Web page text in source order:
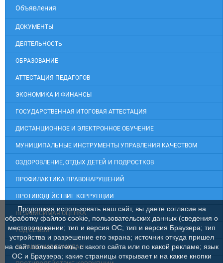
Объявления
ДОКУМЕНТЫ
ДЕЯТЕЛЬНОСТЬ
ОБРАЗОВАНИЕ
АТТЕСТАЦИЯ ПЕДАГОГОВ
ЭКОНОМИКА И ФИНАНСЫ
ГОСУДАРСТВЕННАЯ ИТОГОВАЯ АТТЕСТАЦИЯ
ДИСТАНЦИОННОЕ И ЭЛЕКТРОННОЕ ОБУЧЕНИЕ
МУНИЦИПАЛЬНЫЕ ИНСТРУМЕНТЫ УПРАВЛЕНИЯ КАЧЕСТВОМ
ОЗДОРОВЛЕНИЕ, ОТДЫХ ДЕТЕЙ И ПОДРОСТКОВ
ПРОФИЛАКТИКА ПРАВОНАРУШЕНИЙ
ПРОТИВОДЕЙСТВИЕ КОРРУПЦИИ
НЕЗАВИСИМАЯ ОЦЕНКА
ГОД СЕМЬИ
ОБРАЩЕНИЯ ГРАЖДАН
Продолжая использовать наш сайт, вы даете согласие на
обработку файлов cookie, пользовательских данных (сведения о
местоположении; тип и версия ОС; тип и версия Браузера; тип
устройства и разрешение его экрана; источник откуда пришел
на сайт пользователь; с какого сайта или по какой рекламе; язык
ОС и Браузера; какие страницы открывает и на какие кнопки